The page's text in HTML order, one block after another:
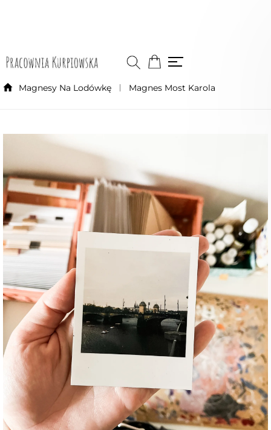
Magnesy Na Lodówkę Magnes Most Karola